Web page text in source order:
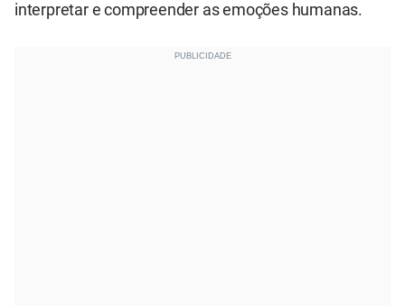
interpretar e compreender as emoções humanas.